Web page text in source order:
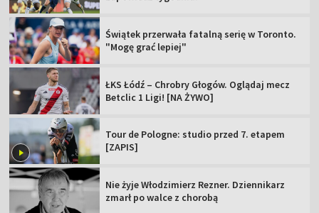
Świątek przerwała fatalną serię w Toronto.
"Mogę grać lepiej"
ŁKS Łódź – Chrobry Głogów. Oglądaj mecz
Betclic 1 Ligi! [NA ŻYWO]
Tour de Pologne: studio przed 7. etapem
[ZAPIS]
Nie żyje Włodzimierz Rezner. Dziennikarz
zmarł po walce z chorobą